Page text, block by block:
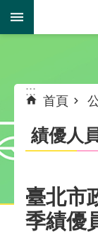
跳到主要內容區塊
:::
首頁
績優人
臺北市
季績優